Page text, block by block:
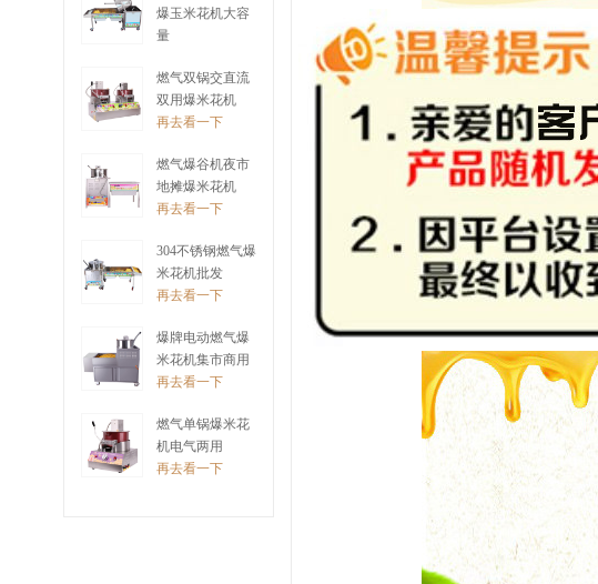
爆玉米花机大容
量
燃气双锅交直流
双用爆米花机
再去看一下
燃气爆谷机夜市
地摊爆米花机
再去看一下
304不锈钢燃气爆
米花机批发
再去看一下
爆牌电动燃气爆
米花机集市商用
再去看一下
燃气单锅爆米花
机电气两用
再去看一下